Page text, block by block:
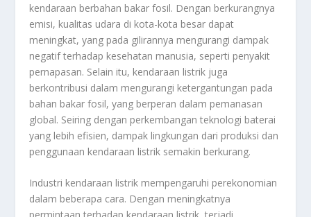
kendaraan berbahan bakar fosil. Dengan berkurangnya
emisi, kualitas udara di kota-kota besar dapat
meningkat, yang pada gilirannya mengurangi dampak
negatif terhadap kesehatan manusia, seperti penyakit
pernapasan. Selain itu, kendaraan listrik juga
berkontribusi dalam mengurangi ketergantungan pada
bahan bakar fosil, yang berperan dalam pemanasan
global. Seiring dengan perkembangan teknologi baterai
yang lebih efisien, dampak lingkungan dari produksi dan
penggunaan kendaraan listrik semakin berkurang.
Industri kendaraan listrik mempengaruhi perekonomian
dalam beberapa cara. Dengan meningkatnya